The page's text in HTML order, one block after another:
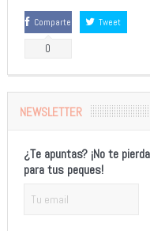
Comparte
0
Tweet
NEWSLETTER
¿Te apuntas? ¡No te
para tus peques!